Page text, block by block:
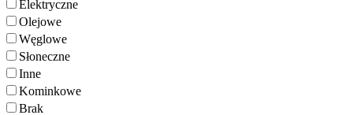
Elektryczne
Olejowe
Węglowe
Słoneczne
Inne
Kominkowe
Brak